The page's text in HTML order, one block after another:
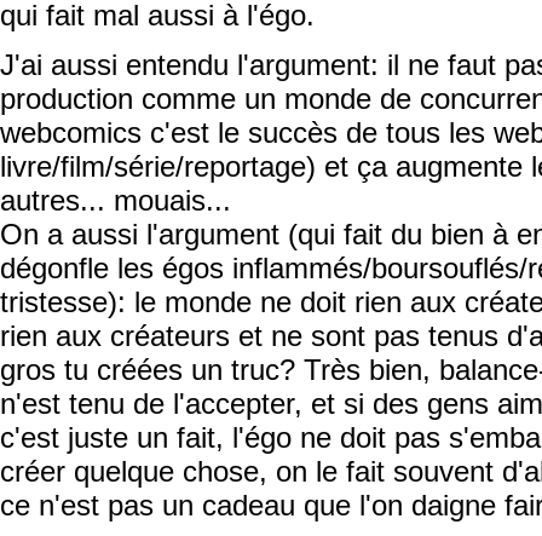
qui fait mal aussi à l'égo.
J'ai aussi entendu l'argument: il ne faut
production comme un monde de
webcomics c'est le succès de tous les
livre/film/série/reportage) et ça augmente
autres... mouais...
On a aussi l'argument (qui fait du bien à
dégonfle les égos inflammés/boursouflés/
tristesse): le monde ne doit rien aux
rien aux créateurs et ne sont pas tenus
gros tu créées un truc? Très bien,
n'est tenu de l'accepter, et si des gens
c'est juste un fait, l'égo ne doit pas
créer quelque chose, on le fait souvent
ce n'est pas un cadeau que l'on daigne